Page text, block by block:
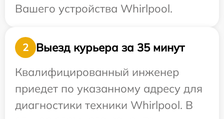
Вашего устройства Whirlpool.
2
Выезд курьера за 35 минут
Квалифицированный инженер
приедет по указанному адресу для
диагностики техники Whirlpool. В